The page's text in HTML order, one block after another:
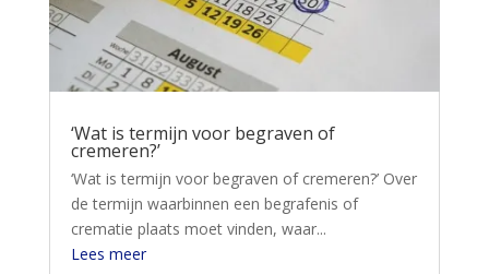
‘Wat is termijn voor begraven of
cremeren?’
‘Wat is termijn voor begraven of cremeren?’ Over
de termijn waarbinnen een begrafenis of
crematie plaats moet vinden, waar...
Lees meer